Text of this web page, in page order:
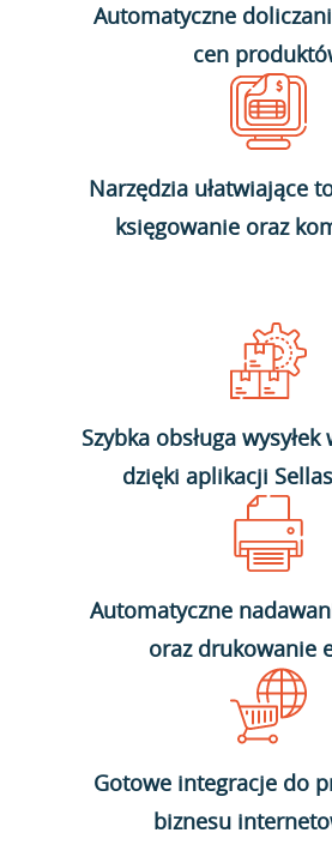
Automatyczne
cen
Narzędzia ułatwiające
księgowanie oraz
Szybka obsługa
dzięki aplikacji
Automatyczne
oraz drukowanie
Gotowe integracje do
biznesu